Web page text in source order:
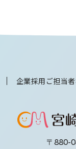
企業採用ご担当
〒880-